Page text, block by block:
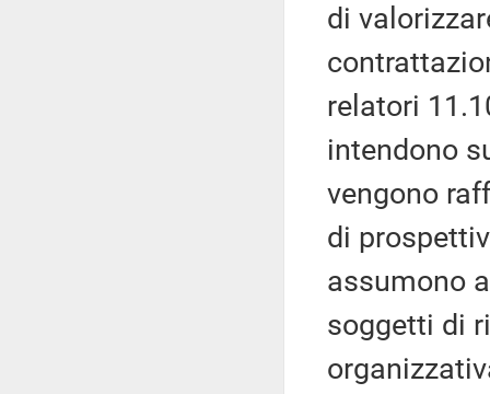
di
relatori
intendono
vengono
di
assumono
soggetti di